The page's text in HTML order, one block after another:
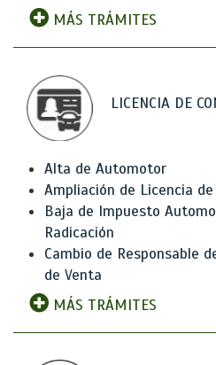
MÁS TRÁMITES
LICENCIA DE
Alta de Automotor
Ampliación de Licencia
Baja de Impuesto
Radicación
Cambio de Responsable
de Venta
MÁS TRÁMITES